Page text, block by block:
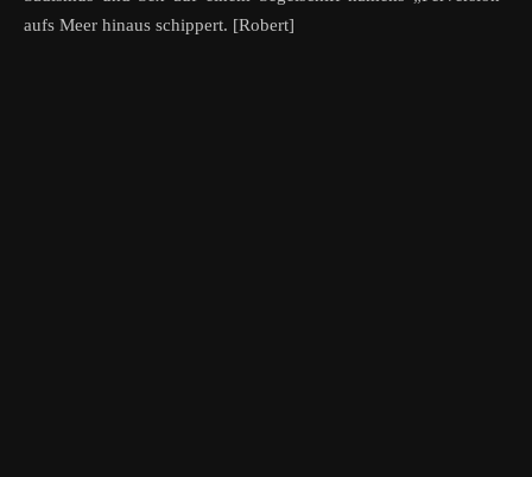
aufs Meer hinaus schippert. [Robert]